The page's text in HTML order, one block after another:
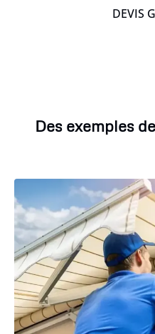
DEVIS
Des exemples